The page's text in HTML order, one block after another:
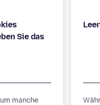
Sie das
manche